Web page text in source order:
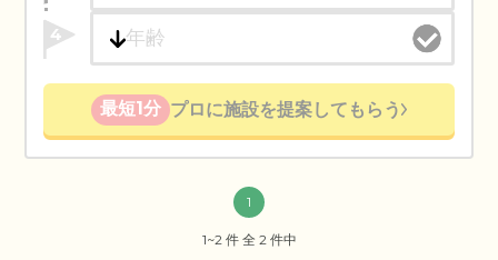
4
最短1分 プロに施設を提案してもらう
1
1~2 件 全 2 件中